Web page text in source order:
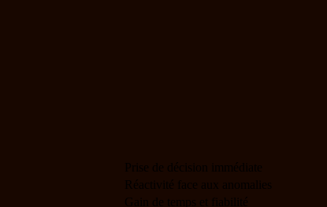
Prise de décision immédiate
Réactivité face aux anomalies
Gain de temps et fiabilité